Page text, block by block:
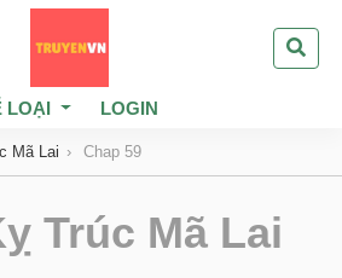
LOẠI LOGIN
Mã Lai Chap 59
Trúc Mã Lai